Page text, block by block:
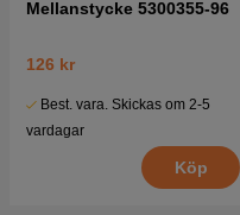
Mellanstycke 5300355-96
126 kr
Best. vara. Skickas om 2-5
vardagar
Köp